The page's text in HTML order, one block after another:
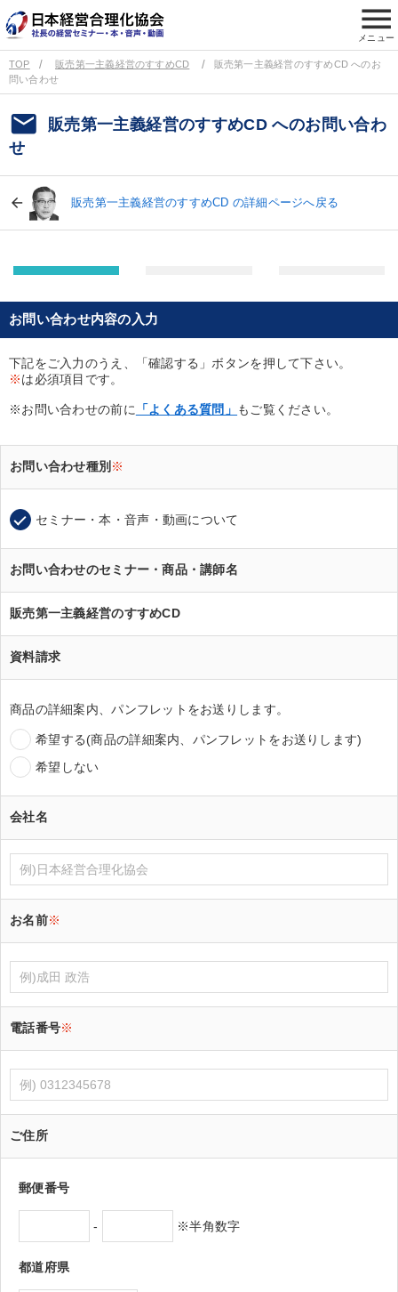
menu
メニュー
TOP 販売第一主義経営のすすめCD
販売第一主義経営のすすめCD へのお
問い合わせ
email
販売第一主義経営のすすめCD へのお問い合わ
せ
販売第一主義経営のすすめCD の詳細ページへ戻る
お問い合わせ内容の入力
下記をご入力のうえ、「確認する」ボタンを押して下さい。
※は必須項目です。
※お問い合わせの前に 「よくある質問」 もご覧ください。
お問い合わせ種別 ※
セミナー・本・音声・動画について
お問い合わせのセミナー・商品・講師名
販売第一主義経営のすすめCD
資料請求
商品の詳細案内、パンフレットをお送りします。
希望する(商品の詳細案内、パンフレットをお送りします)
希望しない
会社名
お名前※
電話番号※
ご住所
郵便番号
- ※半角数字
都道府県